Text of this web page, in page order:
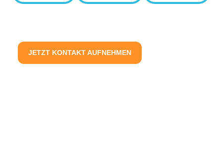
JETZT KONTAKT AUFNEHMEN